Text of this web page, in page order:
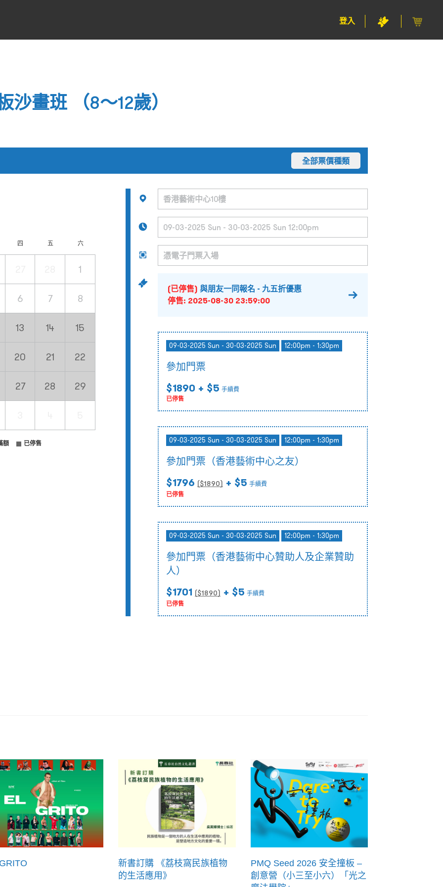
登入
畫班 （8～12歲）
全部票價種類
四 五 六
1
6 7 8
13 14 15
20 21 22
27 28 29
額 已停售
(已停售) 與朋友一同報名 - 九五折優惠
停售: 2025-08-30 23:59:00
09-03-2025 Sun - 30-03-2025 Sun 12:00pm - 1:30pm
參加門票
$1890 + $5 手續費
已停售
09-03-2025 Sun - 30-03-2025 Sun 12:00pm - 1:30pm
參加門票（香港藝術中心之友）
$1796 ($1890) + $5 手續費
已停售
09-03-2025 Sun - 30-03-2025 Sun 12:00pm - 1:30pm
參加門票（香港藝術中心贊助人及企業贊助
人）
$1701 ($1890) + $5 手續費
已停售
新書訂購 《荔枝窩民族植物
的生活應用》
PMQ Seed 2026 安全撞板 –
創意營（小三至小六）「光之